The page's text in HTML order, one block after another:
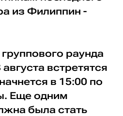
из Филиппин -
раунда
встретятся
в 15:00 по
Еще одним
была стать